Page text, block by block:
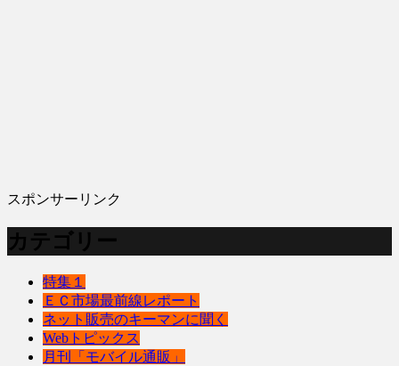
スポンサーリンク
カテゴリー
特集１
ＥＣ市場最前線レポート
ネット販売のキーマンに聞く
Webトピックス
月刊「モバイル通販」